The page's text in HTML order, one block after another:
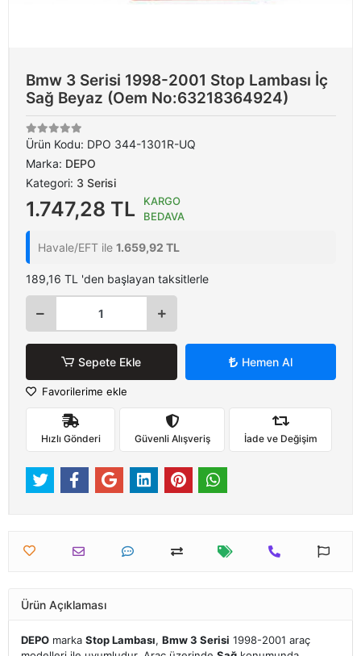
Bmw 3 Serisi 1998-2001 Stop Lambası İç
Sağ Beyaz (Oem No:63218364924)
Ürün Kodu: DPO 344-1301R-UQ
Marka: DEPO
Kategori: 3 Serisi
1.747,28 TL
KARGO
BEDAVA
Havale/EFT ile 1.659,92 TL
189,16 TL 'den başlayan taksitlerle
Sepete Ekle Hemen Al
Favorilerime ekle
Hızlı Gönderi Güvenli Alışveriş İade ve Değişim
Ürün Açıklaması
DEPO marka Stop Lambası, Bmw 3 Serisi 1998-2001 araç